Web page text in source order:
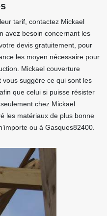
tarif, contactez Mickael
avez besoin concernant les
devis gratuitement, pour
les moyen nécessaire pour
Mickael couverture
suggère ce qui sont les
que celui si puisse résister
chez Mickael
les matériaux de plus bonne
ou à Gasques82400.